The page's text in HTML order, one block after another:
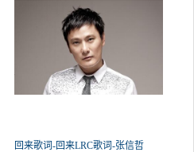
回来歌词-回来LRC歌词-张信哲